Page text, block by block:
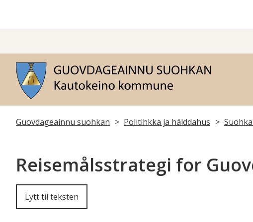
Du
her:
Guovdageainnu suohkan Politihkka ja hálddahus
Reisemålsstrategi for
Lytt til teksten